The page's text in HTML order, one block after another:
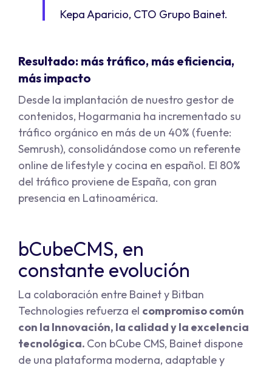
Kepa Aparicio, CTO Grupo Bainet.
Resultado: más tráfico, más eficiencia,
más impacto
Desde la implantación de nuestro gestor de
contenidos, Hogarmania ha incrementado su
tráfico orgánico en más de un 40% (fuente:
Semrush), consolidándose como un referente
online de lifestyle y cocina en español. El 80%
del tráfico proviene de España, con gran
presencia en Latinoamérica.
bCubeCMS, en
constante evolución
La colaboración entre Bainet y Bitban
Technologies refuerza el compromiso común
con la Innovación, la calidad y la excelencia
tecnológica. Con bCube CMS, Bainet dispone
de una plataforma moderna, adaptable y